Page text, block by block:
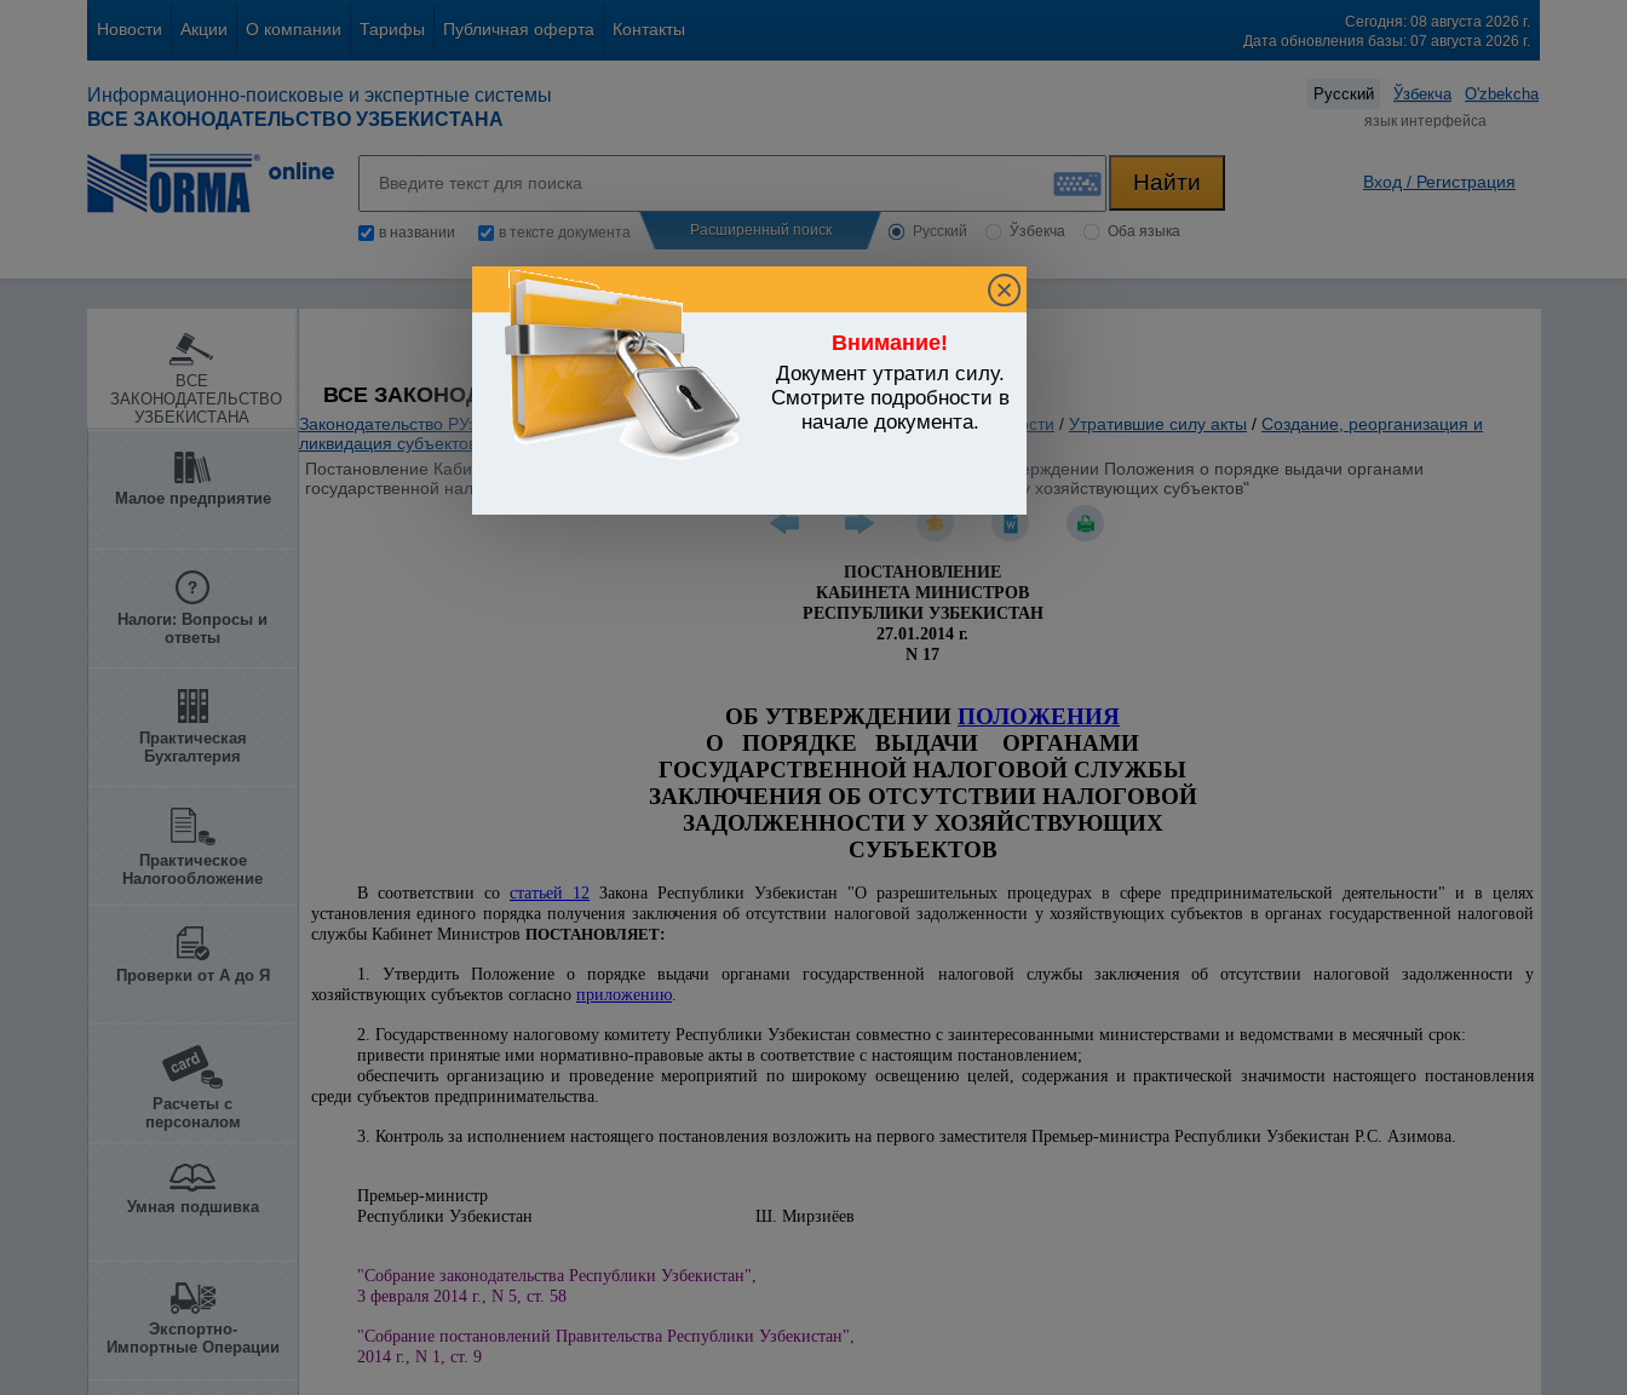
Новости Акции О компании Тарифы Публичная оферта Контакты
Сегодня: 08 августа 2026 г.
Дата обновления базы: 07 августа 2026 г.
Информационно-поисковые и экспертные системы
ВСЕ ЗАКОНОДАТЕЛЬСТВО УЗБЕКИСТАНА
Русский Ўзбекча O'zbekcha
язык интерфейса
в названии в тексте документа Расширенный поиск Русский Ўзбекча Оба языка
Вход / Регистрация
ВСЕ
ЗАКОНОДАТЕЛЬСТВО
УЗБЕКИСТАНА
Малое предприятие
Налоги: Вопросы и
ответы
Практическая
Бухгалтерия
Практическое
Налогообложение
Проверки от А до Я
Расчеты с
персоналом
Умная подшивка
Экспортно-
Импортные Операции
Внимание!
Документ утратил силу.
Смотрите подробности в
начале документа.
ВСЕ ЗАКОНОДАТЕЛЬСТВО УЗБЕКИСТАНА
Законодательство РУз Общие вопросы хозяйственной и предпринимательской деятельности / Утратившие силу акты / Создание, реорганизация и
ликвидация субъектов предпринимательства /
Постановление Кабинета Министров Республики Узбекистан от 27.01.2014 г. N 17 "Об утверждении Положения о порядке выдачи органами
государственной налоговой службы заключения об отсутствии налоговой задолженности у хозяйствующих субъектов"
ПОСТАНОВЛЕНИЕ
КАБИНЕТА МИНИСТРОВ
РЕСПУБЛИКИ УЗБЕКИСТАН
27.01.2014 г.
N 17
ОБ УТВЕРЖДЕНИИ ПОЛОЖЕНИЯ
О ПОРЯДКЕ ВЫДАЧИ ОРГАНАМИ
ГОСУДАРСТВЕННОЙ НАЛОГОВОЙ СЛУЖБЫ
ЗАКЛЮЧЕНИЯ ОБ ОТСУТСТВИИ НАЛОГОВОЙ
ЗАДОЛЖЕННОСТИ У ХОЗЯЙСТВУЮЩИХ
СУБЪЕКТОВ
В соответствии со статьей 12 Закона Республики Узбекистан "О разрешительных процедурах в сфере предпринимательской деятельности" и в целях
установления единого порядка получения заключения об отсутствии налоговой задолженности у хозяйствующих субъектов в органах государственной налоговой
службы Кабинет Министров ПОСТАНОВЛЯЕТ:
1. Утвердить Положение о порядке выдачи органами государственной налоговой службы заключения об отсутствии налоговой задолженности у
хозяйствующих субъектов согласно приложению.
2. Государственному налоговому комитету Республики Узбекистан совместно с заинтересованными министерствами и ведомствами в месячный срок:
привести принятые ими нормативно-правовые акты в соответствие с настоящим постановлением;
обеспечить организацию и проведение мероприятий по широкому освещению целей, содержания и практической значимости настоящего постановления
среди субъектов предпринимательства.
3. Контроль за исполнением настоящего постановления возложить на первого заместителя Премьер-министра Республики Узбекистан Р.С. Азимова.
Премьер-министр
Республики Узбекистан Ш. Мирзиёев
"Собрание законодательства Республики Узбекистан",
3 февраля 2014 г., N 5, ст. 58
"Собрание постановлений Правительства Республики Узбекистан",
2014 г., N 1, ст. 9